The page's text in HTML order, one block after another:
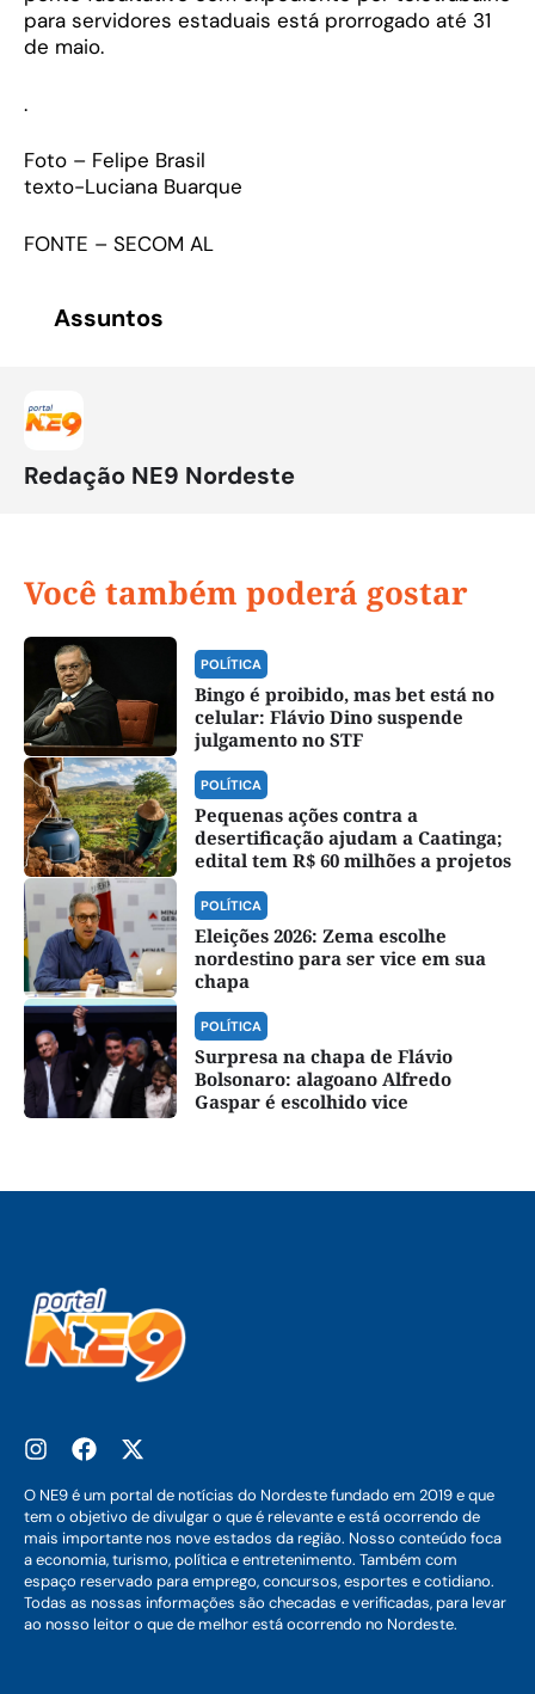
para servidores estaduais está prorrogado até 31
de maio.
.
Foto – Felipe Brasil
texto-Luciana Buarque
FONTE – SECOM AL
Assuntos
Redação NE9 Nordeste
Você também poderá gostar
POLÍTICA
Bingo é proibido, mas bet está no
celular: Flávio Dino suspende
julgamento no STF
POLÍTICA
Pequenas ações contra a
desertificação ajudam a Caatinga;
edital tem R$ 60 milhões a projetos
POLÍTICA
Eleições 2026: Zema escolhe
nordestino para ser vice em sua
chapa
POLÍTICA
Surpresa na chapa de Flávio
Bolsonaro: alagoano Alfredo
Gaspar é escolhido vice
O NE9 é um portal de notícias do Nordeste fundado em 2019 e que
tem o objetivo de divulgar o que é relevante e está ocorrendo de
mais importante nos nove estados da região. Nosso conteúdo foca
a economia, turismo, política e entretenimento. Também com
espaço reservado para emprego, concursos, esportes e cotidiano.
Todas as nossas informações são checadas e verificadas, para levar
ao nosso leitor o que de melhor está ocorrendo no Nordeste.